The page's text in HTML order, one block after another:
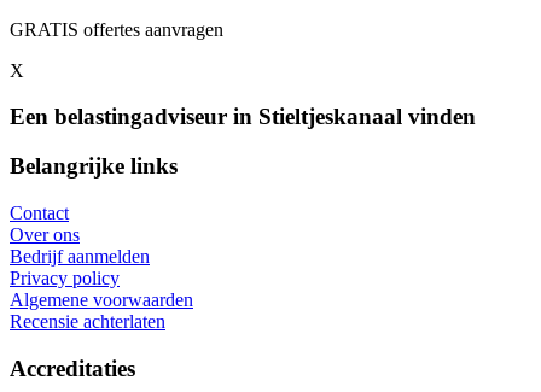
GRATIS offertes aanvragen
X
Een belastingadviseur in Stieltjeskanaal vinden
Belangrijke links
Contact
Over ons
Bedrijf aanmelden
Privacy policy
Algemene voorwaarden
Recensie achterlaten
Accreditaties